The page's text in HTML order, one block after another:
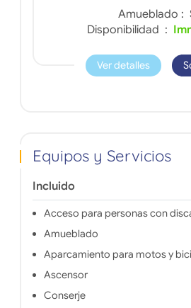
Amueblado :
Disponibilidad :
Ver detalles
Equipos y Servicios
Incluido
Acceso para personas con
Amueblado
Aparcamiento para motos y
Ascensor
Conserje